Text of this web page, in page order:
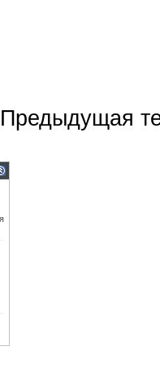
Предыдущая